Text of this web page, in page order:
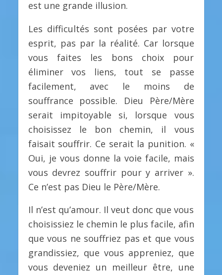
est une grande illusion.
Les difficultés sont posées par votre
esprit, pas par la réalité. Car lorsque
vous faites les bons choix pour
éliminer vos liens, tout se passe
facilement, avec le moins de
souffrance possible. Dieu Père/Mère
serait impitoyable si, lorsque vous
choisissez le bon chemin, il vous
faisait souffrir. Ce serait la punition. «
Oui, je vous donne la voie facile, mais
vous devrez souffrir pour y arriver ».
Ce n’est pas Dieu le Père/Mère.
Il n’est qu’amour. Il veut donc que vous
choisissiez le chemin le plus facile, afin
que vous ne souffriez pas et que vous
grandissiez, que vous appreniez, que
vous deveniez un meilleur être, une